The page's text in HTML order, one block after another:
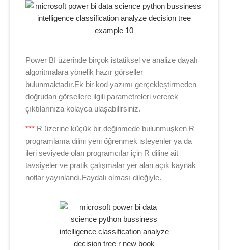
Power BI üzerinde birçok istatiksel ve analize dayalı
algoritmalara yönelik hazır görseller
bulunmaktadır.Ek bir kod yazımı gerçekleştirmeden
doğrudan görsellere ilgili parametreleri vererek
çıktılarınıza kolayca ulaşabilirsiniz.
*** R üzerine küçük bir değinmede bulunmuşken R
programlama dilini yeni öğrenmek isteyenler ya da
ileri seviyede olan programcılar için R diline ait
tavsiyeler ve pratik çalışmalar yer alan açık kaynak
notlar yayınlandı.Faydalı olması dileğiyle.